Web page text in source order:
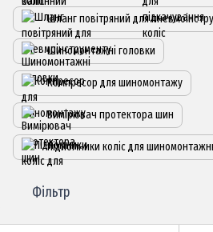
Шланг повітряний для
Шиномонтажні головки
Компресор для шиномонтажу
Вимірювач протектора шин
Підйомники коліс для
Фільтр